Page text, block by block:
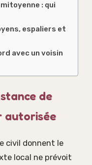
: qui
espaliers et
avec un voisin
de
autorisée
civil donnent le
local ne prévoit